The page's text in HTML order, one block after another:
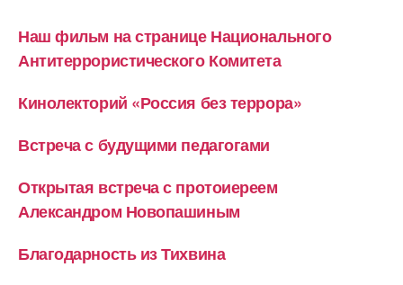
Наш фильм на странице Национального
Антитеррористического Комитета
Кинолекторий «Россия без террора»
Встреча с будущими педагогами
Открытая встреча с протоиереем
Александром Новопашиным
Благодарность из Тихвина